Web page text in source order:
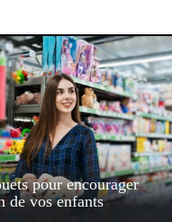
pour encourager
de vos enfants
Mentions légales Sitemap